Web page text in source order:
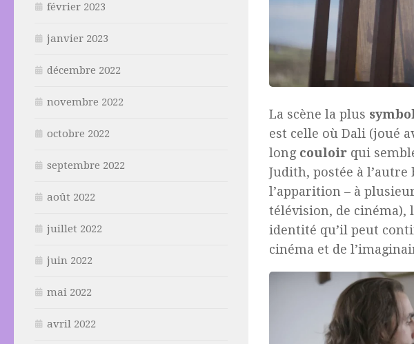
La scène la plus
est celle où Dali (joué
long couloir qui
Judith, postée à l’autre
l’apparition – à
télévision, de cinéma),
identité qu’il peut
cinéma et de
février 2023
janvier 2023
décembre 2022
novembre 2022
octobre 2022
septembre 2022
août 2022
juillet 2022
juin 2022
mai 2022
avril 2022